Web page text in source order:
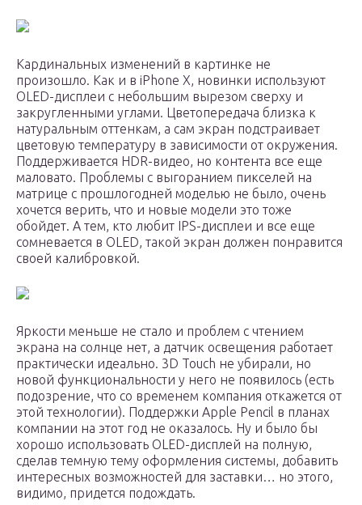
Кардинальных изменений в картинке не
произошло. Как и в iPhone X, новинки используют
OLED-дисплеи c небольшим вырезом сверху и
закругленными углами. Цветопередача близка к
натуральным оттенкам, а сам экран подстраивает
цветовую температуру в зависимости от окружения.
Поддерживается HDR-видео, но контента все еще
маловато. Проблемы с выгоранием пикселей на
матрице с прошлогодней моделью не было, очень
хочется верить, что и новые модели это тоже
обойдет. А тем, кто любит IPS-дисплеи и все еще
сомневается в OLED, такой экран должен понравится
своей калибровкой.
Яркости меньше не стало и проблем с чтением
экрана на солнце нет, а датчик освещения работает
практически идеально. 3D Touch не убирали, но
новой функциональности у него не появилось (есть
подозрение, что со временем компания откажется от
этой технологии). Поддержки Apple Pencil в планах
компании на этот год не оказалось. Ну и было бы
хорошо использовать OLED-дисплей на полную,
сделав темную тему оформления системы, добавить
интересных возможностей для заставки… но этого,
видимо, придется подождать.